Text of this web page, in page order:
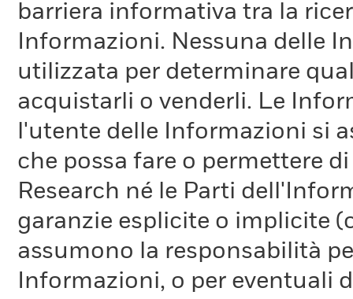
barriera informativa tra la
Informazioni. Nessuna delle
utilizzata per determinare
acquistarli o venderli. Le
l'utente delle Informazioni si
che possa fare o permettere
Research né le Parti
garanzie esplicite o implicite
assumono la responsabilità
Informazioni, o per eventuali